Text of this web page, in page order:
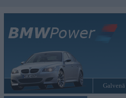
Galvenā